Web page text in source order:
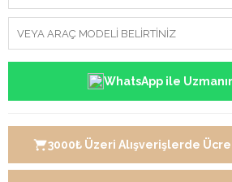
WhatsApp ile
3000₺ Üzeri Alışverişlerde